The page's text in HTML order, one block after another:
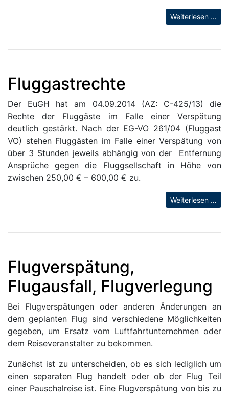
Weiterlesen …
Fluggastrechte
Der EuGH hat am 04.09.2014 (AZ: C-425/13) die
Rechte der Fluggäste im Falle einer Verspätung
deutlich gestärkt. Nach der EG-VO 261/04 (Fluggast
VO) stehen Fluggästen im Falle einer Verspätung von
über 3 Stunden jeweils abhängig von der Entfernung
Ansprüche gegen die Fluggsellschaft in Höhe von
zwischen 250,00 € – 600,00 € zu.
Weiterlesen …
Flugverspätung,
Flugausfall, Flugverlegung
Bei Flugverspätungen oder anderen Änderungen an
dem geplanten Flug sind verschiedene Möglichkeiten
gegeben, um Ersatz vom Luftfahrtunternehmen oder
dem Reiseveranstalter zu bekommen.
Zunächst ist zu unterscheiden, ob es sich lediglich um
einen separaten Flug handelt oder ob der Flug Teil
einer Pauschalreise ist. Eine Flugverspätung von bis zu